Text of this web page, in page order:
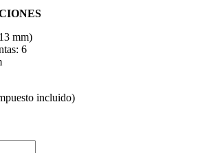
mm)
6
incluido)